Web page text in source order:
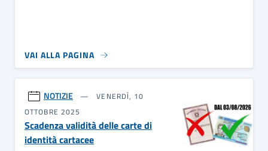
VAI ALLA PAGINA
NOTIZIE
VENERDÌ, 10
OTTOBRE 2025
Scadenza validità delle carte di
identità cartacee